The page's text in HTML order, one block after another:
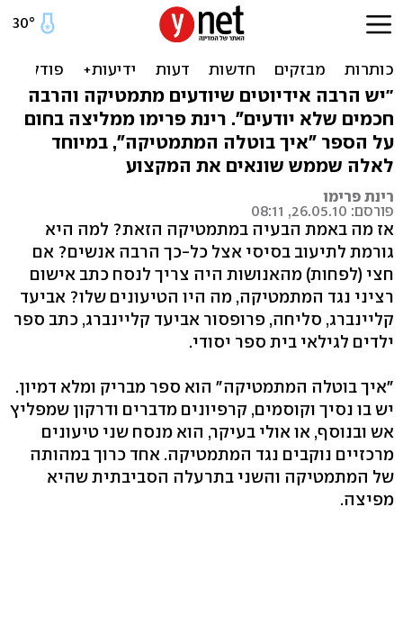
מי אמר שחייבים לדעת
מתמטיקה?
"יש הרבה אידיוטים שיודעים מתמטיקה והרבה
חכמים שלא יודעים". רינת פרימו ממליצה בחום
על הספר "איך בוטלה המתמטיקה", במיוחד
לאלה שממש שונאים את המקצוע
רינת פרימו
פורסם: 26.05.10, 08:11
אז מה באמת הבעיה במתמטיקה הזאת? למה היא
גורמת לתיעוב בסיסי אצל כל-כך הרבה אנשים? אם
חצי (לפחות) מהאנושות היה צריך לנסח כתב אישום
רציני נגד המתמטיקה, מה היו הטיעונים שלו? אביעד
קליינברג, סליחה, פרופסור אביעד קליינברג, כתב ספר
ילדים לגילאי בית ספר יסודי.
"איך בוטלה המתמטיקה" הוא ספר מבריק ומלא דמיון.
יש בו נסיך וקוסמים, קרפיונים מדברים ודרקון שמפליץ
אש ובנוסף, או אולי בעיקר, הוא מנסח שני טיעונים
מרכזיים נוקבים נגד המתמטיקה. אחד כרוך במהותה
של המתמטיקה והשני בתרעלה הסביבתית שהיא
מפיצה.